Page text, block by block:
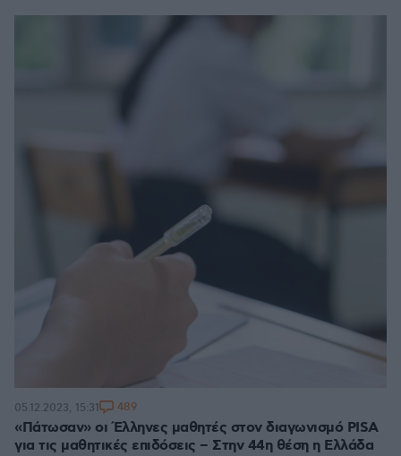
«Πάτωσαν» οι Έλληνες μαθητές στον διαγωνισμό PISA
για τις μαθητικές επιδόσεις – Στην 44η θέση η Ελλάδα
05.12.2023, 15:31 489